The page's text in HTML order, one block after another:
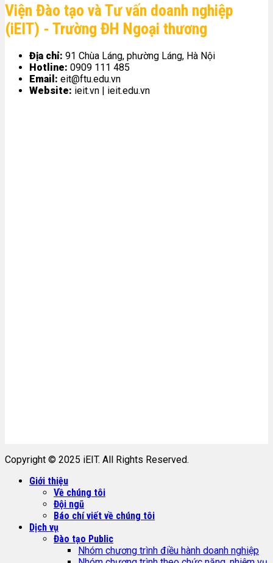
Viện Đào tạo và Tư vấn doanh nghiệp
(iEIT) - Trường ĐH Ngoại thương
Địa chỉ: 91 Chùa Láng, phường Láng, Hà Nội
Hotline: 0909 111 485
Email: eit@ftu.edu.vn
Website: ieit.vn | ieit.edu.vn
Copyright © 2025 iEIT. All Rights Reserved.
Giới thiệu
Về chúng tôi
Đội ngũ
Báo chí viết về chúng tôi
Dịch vụ
Đào tạo Public
Nhóm chương trình điều hành doanh nghiệp